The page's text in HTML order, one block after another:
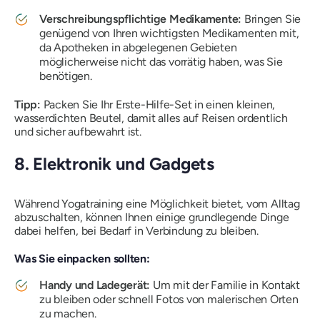
Verschreibungspflichtige Medikamente: Bringen Sie
genügend von Ihren wichtigsten Medikamenten mit,
da Apotheken in abgelegenen Gebieten
möglicherweise nicht das vorrätig haben, was Sie
benötigen.
Tipp: Packen Sie Ihr Erste-Hilfe-Set in einen kleinen,
wasserdichten Beutel, damit alles auf Reisen ordentlich
und sicher aufbewahrt ist.
8. Elektronik und Gadgets
Während Yogatraining eine Möglichkeit bietet, vom Alltag
abzuschalten, können Ihnen einige grundlegende Dinge
dabei helfen, bei Bedarf in Verbindung zu bleiben.
Was Sie einpacken sollten:
Handy und Ladegerät: Um mit der Familie in Kontakt
zu bleiben oder schnell Fotos von malerischen Orten
zu machen.